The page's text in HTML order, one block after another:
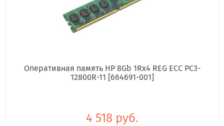
Оперативная память HP 8Gb 1Rx4 REG ECC PC3-
12800R-11 [664691-001]
4 518 руб.